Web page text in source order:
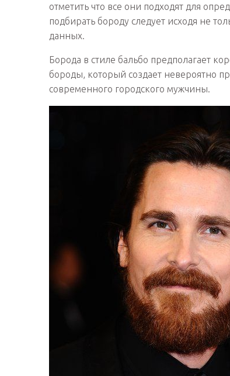
отметить что все они подходят для
подбирать бороду следует исходя не
данных.
Борода в стиле бальбо предполагает
бороды, который создает невероятно
современного городского мужчины.